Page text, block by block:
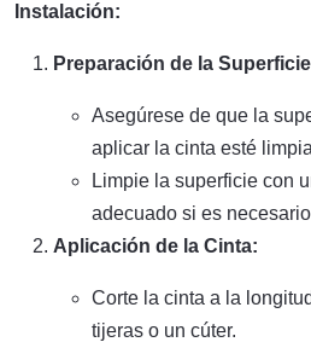
Instalación:
Preparación de la
Asegúrese de que la
aplicar la cinta esté
Limpie la superficie con
adecuado si es
Aplicación de la Cinta:
Corte la cinta a la
tijeras o un cúter.